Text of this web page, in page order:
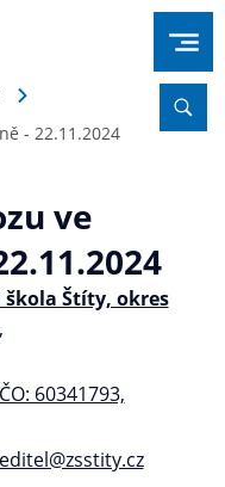
- 22.11.2024
ve
Štíty, okres
,
60341793,